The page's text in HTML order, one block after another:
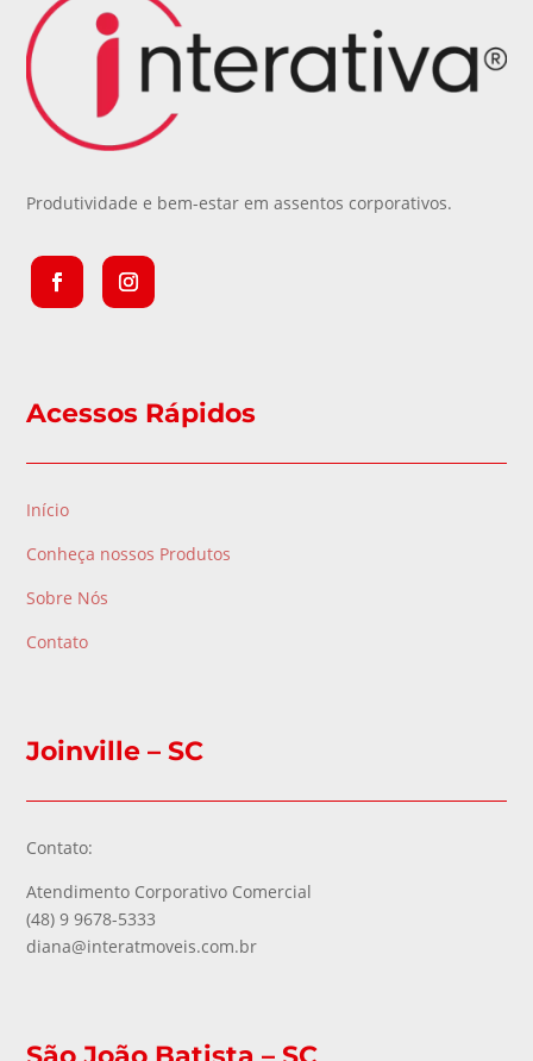
Produtividade e bem-estar em assentos corporativos.
Acessos Rápidos
Início
Conheça nossos Produtos
Sobre Nós
Contato
Joinville – SC
Contato:
Atendimento Corporativo Comercial
(48) 9 9678-5333
diana@interatmoveis.com.br